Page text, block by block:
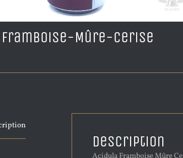
Mûre-Cerise
Description